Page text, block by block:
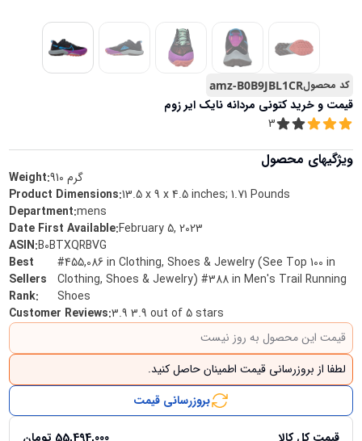
کد محصولamz-B0B9JBL1CR
قیمت و خریدکتونی مردانه نایک ایر زوم
3
ویژگیهای محصول
Weight:910 گرم
Product Dimensions:13.5 x 9 x 4.5 inches; 1.71 Pounds
Department:mens
Date First Available:February 5, 2023
ASIN:B0BTXQRBVG
Best
Sellers
Rank:
#455,086 in Clothing, Shoes & Jewelry (See Top 100 in
Clothing, Shoes & Jewelry) #388 in Men's Trail Running
Shoes
Customer Reviews:3.9 3.9 out of 5 stars
قیمت این محصول به روز نیست
لطفا از بروزرسانی قیمت اطمینان حاصل کنید.
بروزرسانی قیمت